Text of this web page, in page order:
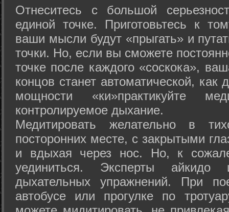
Отнеситесь с большой
единой точке. Приготовьтесь к
ваши мысли будут «прыгать» и
точки. Но, если вы сможете
точке после каждого «соскока»,
концов станет автоматической,
мощности «ки»практикуйте
контролируемое дыхание.
Медитировать желательно в
посторонних месте, с закрытыми
и вдыхая через нос. Но, к
уединиться. Эксперты айкидо
дыхательных упражнений. При
автобусе или прогулке по